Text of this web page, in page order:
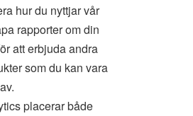
hur du nyttjar vår
rapporter om din
att erbjuda andra
som du kan vara
placerar både